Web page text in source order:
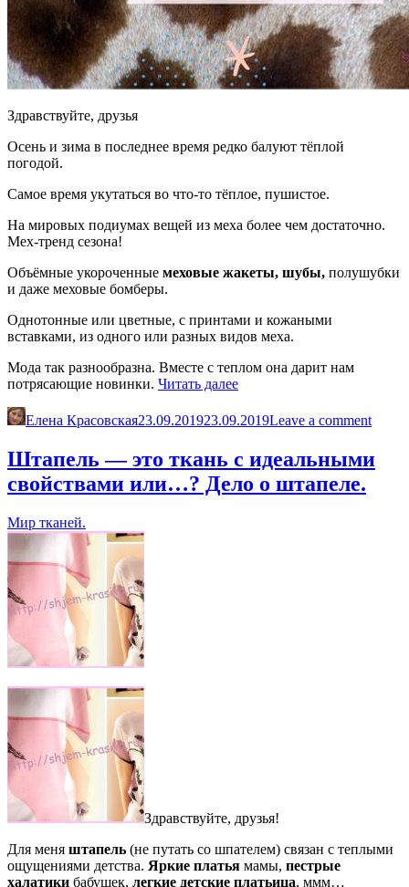
Здравствуйте, друзья
Осень и зима в последнее время редко балуют тёплой
погодой.
Самое время укутаться во что-то тёплое, пушистое.
На мировых подиумах вещей из меха более чем достаточно.
Мех-тренд сезона!
Объёмные укороченные меховые жакеты, шубы, полушубки
и даже меховые бомберы.
Однотонные или цветные, с принтами и кожаными
вставками, из одного или разных видов меха.
Мода так разнообразна. Вместе с теплом она дарит нам
потрясающие новинки. Читать далее«Мех-
сезона.
Новинки»
Елена Красовская23.09.201923.09.2019Leave a comment
Штапель — это ткань с идеальными
свойствами или…? Дело о штапеле.
Мир тканей.
Здравствуйте, друзья!
Для меня штапель (не путать со шпателем) связан с теплыми
ощущениями детства. Яркие платья мамы, пестрые
халатики бабушек, легкие детские платьица, ммм…